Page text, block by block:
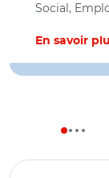
Social,
En savoir